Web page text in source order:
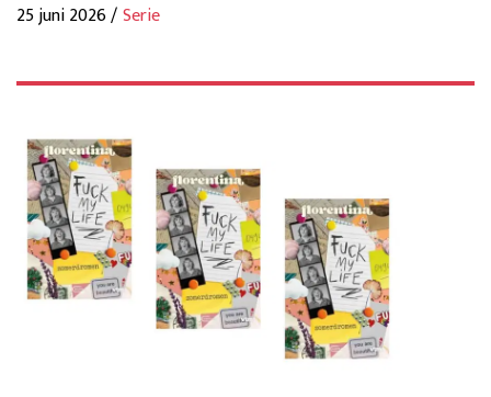
25 juni 2026 /Serie